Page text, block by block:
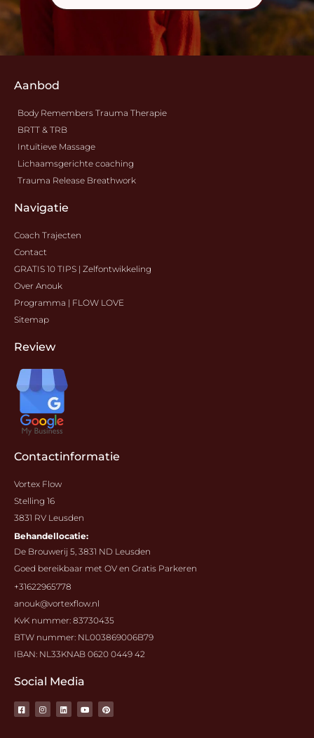
Aanbod
Body Remembers Trauma Therapie
BRTT & TRB
Intuïtieve Massage
Lichaamsgerichte coaching
Trauma Release Breathwork
Navigatie
Coach Trajecten
Contact
GRATIS 10 TIPS | Zelfontwikkeling
Over Anouk
Programma | FLOW LOVE
Sitemap
Review
Contactinformatie
Vortex Flow
Stelling 16
3831 RV Leusden
Behandellocatie:
De Brouwerij 5, 3831 ND Leusden
Goed bereikbaar met OV en Gratis Parkeren
+31622965778
anouk@vortexflow.nl
KvK nummer: 83730435
BTW nummer: NL003869006B79
IBAN: NL33KNAB 0620 0449 42
Social Media
F
a
I
n
L
i
Y
o
P
i